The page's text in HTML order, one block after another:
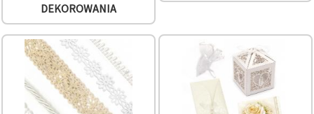
Ustawieniach,
wybierając
dany typ
plików
cookie i
klikając
przycisk
"Zapisz"
DEKOROWANIA